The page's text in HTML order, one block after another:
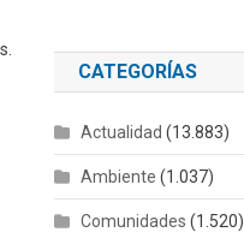
CATEGORÍAS
Actualidad (13.883)
Ambiente (1.037)
Comunidades (1.520)